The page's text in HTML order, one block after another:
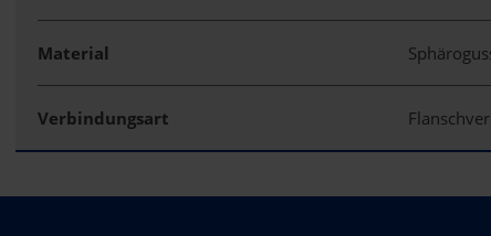
Material
Verbindungsart